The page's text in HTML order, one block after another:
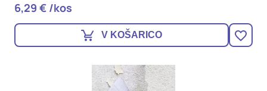
6,29 € /kos
V KOŠARICO